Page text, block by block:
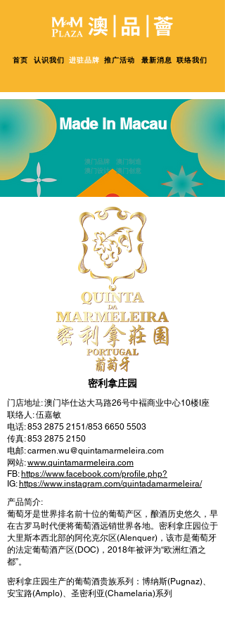
首页 认识我们 进驻品牌 推广活动 最新消息 联络我们
Made in Macau
澳门品牌 澳门制造
澳门设计 澳门创意
密利拿庄园
门店地址: 澳门毕仕达大马路26号中褔商业中心10楼I座
联络人: 伍嘉敏
电话:853 2875 2151 /853 6650 5503
传真:853 2875 2150
电邮:carmen.wu@quintamarmeleira.com
网站:www.quintamarmeleira.com
FB: https://www.facebook.com/profile.php?
IG: https://www.instagram.com/quintadamarmeleira/
产品简介:
葡萄牙是世界排名前十位的葡萄产区，酿酒历史悠久，早
在古罗马时代便将葡萄酒远销世界各地。密利拿庄园位于
大里斯本西北部的阿伦克尔区(Alenquer)，该市是葡萄牙
的法定葡萄酒产区(DOC)，2018年被评为“欧洲红酒之
都”。
密利拿庄园生产的葡萄酒贵族系列：博纳斯(Pugnaz)、
安宝路(Amplo)、圣密利亚(Chamelaria)系列